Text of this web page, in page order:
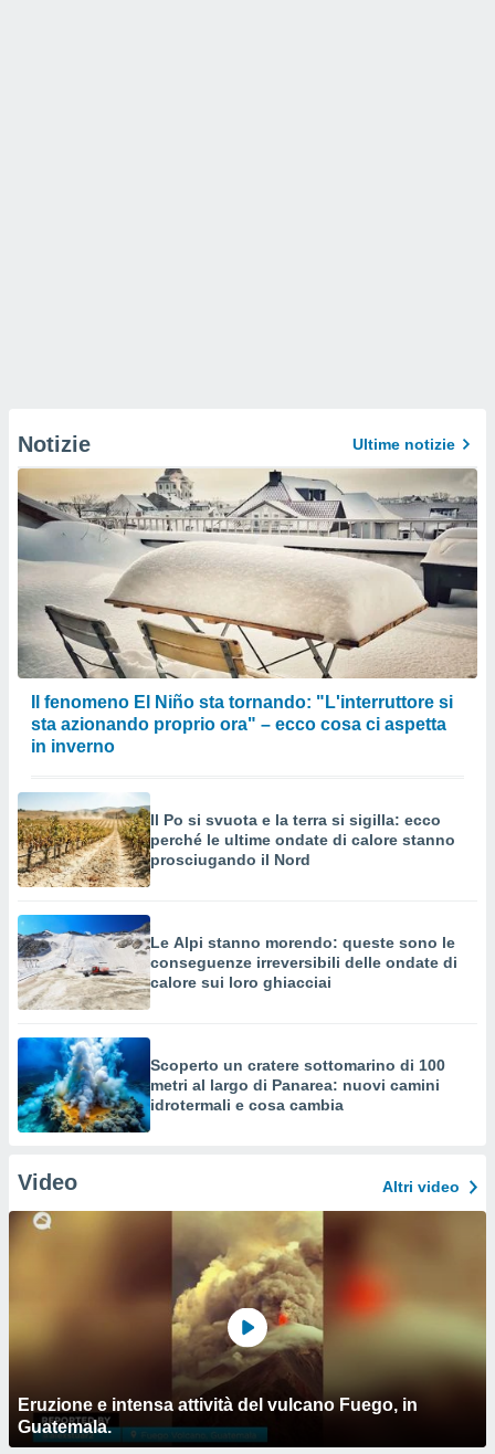
Notizie Ultime notizie
Il fenomeno El Niño sta tornando: "L'interruttore si
sta azionando proprio ora" – ecco cosa ci aspetta
in inverno
Il Po si svuota e la terra si sigilla: ecco
perché le ultime ondate di calore stanno
prosciugando il Nord
Le Alpi stanno morendo: queste sono le
conseguenze irreversibili delle ondate di
calore sui loro ghiacciai
Scoperto un cratere sottomarino di 100
metri al largo di Panarea: nuovi camini
idrotermali e cosa cambia
Video Altri video
Eruzione e intensa attività del vulcano Fuego, in
Guatemala.